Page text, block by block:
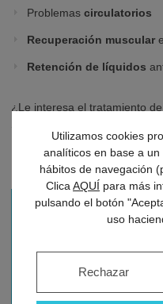
Problemas circulatorios
Recuperación muscular
Retención de líquidos
¿Le interesa el tratamiento
Doctología, estudiará su caso.
Pedir cita con Dra.
976... Ver teléfono
Calle Glorieta Diego
Utilizamos cookies
analíticos en base a
hábitos de navegación
Clica AQUÍ para más
pulsando el botón
uso
Rechazar